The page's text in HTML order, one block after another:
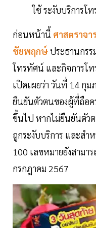
ใช้ ระงับบริการโ
ก่อนหน้านี้ ศาสตราจ
ชัยพฤกษ์ประธานกรร
โทรทัศน์ และกิจการโ
เปิดเผยว่า วันที่ 14 กุ
ยืนยันตัวตนของผู้ที่ถือค
ขึ้นไป หากไม่ยืนยันตัว
ถูกระงับบริการ และสำ
100 เลขหมายยังสาม
กรกฎาคม 2567